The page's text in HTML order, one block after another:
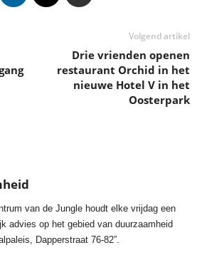
Volgend artikel
Drie vrienden openen
restaurant Orchid in het
nieuwe Hotel V in het
Oosterpark
van de Jungle houdt elke vrijdag een
advies op het gebied van duurzaamheid
Dapperstraat 76-82”.